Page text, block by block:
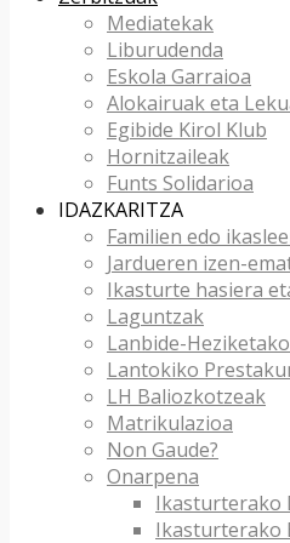
Mediatekak
Liburudenda
Eskola Garraioa
Alokairuak eta
Egibide Kirol Klub
Hornitzaileak
Funts Solidarioa
IDAZKARITZA
Familien edo
Jardueren izen-
Ikasturte hasiera
Laguntzak
Lanbide-
Lantokiko
LH Baliozkotzeak
Matrikulazioa
Non Gaude?
Onarpena
Ikasturterako
Ikasturterako